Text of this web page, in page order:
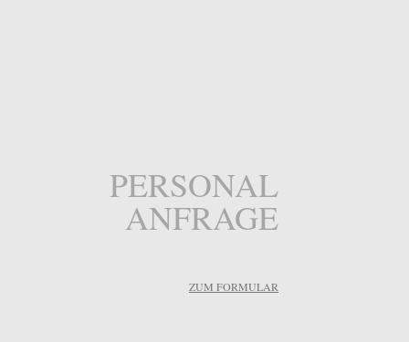
PERSONAL
ANFRAGE
ZUM FORMULAR